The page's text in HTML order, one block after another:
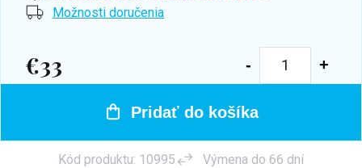
Možnosti doručenia
€33
Jednotková
Pridať do košíka
Kód produktu: 10995 Výmena do 66 dní